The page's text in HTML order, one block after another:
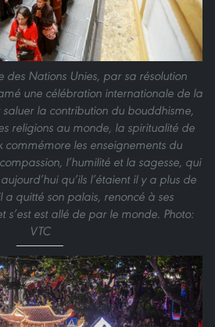
des Nations Unies, par sa résolution
une célébration internationale de la
la contribution du bouddhisme,
religions au monde, la spiritualité de
commémore les enseignements du
l’humilité et la sagesse, qui
qu’ils l’étaient il y a plus de
a quitté son palais, renoncé à ses
s’est est allé de par le monde. Photo:
VTC